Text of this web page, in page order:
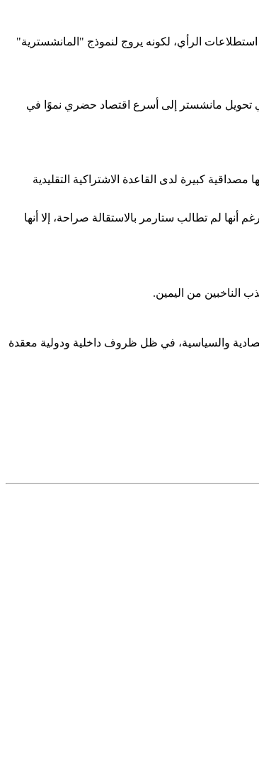
الرأي، لكونه يروج لنموذج "المانشسترية"
تحويل مانشستر إلى أسرع اقتصاد حضري نموًا في
كبيرة لدى القاعدة الاشتراكية التقليدية
أنها لم تطالب ستارمر بالاستقالة صراحة، إلا أنها
الناخبين من اليمين.
والسياسية، في ظل ظروف داخلية ودولية معقدة